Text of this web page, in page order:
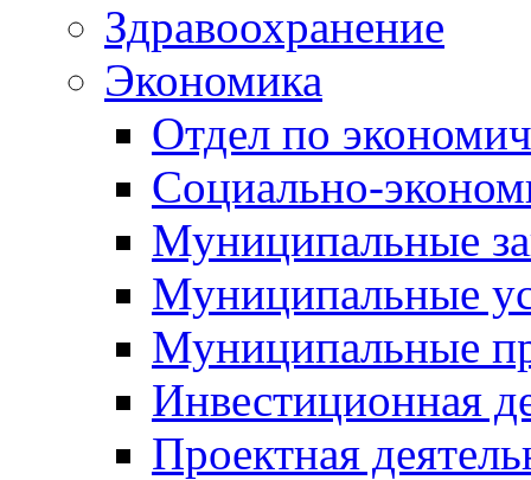
Здравоохранение
Экономика
Отдел по
Социально-
Муниципальные
Муниципальные
Муниципальные
Инвестиционная
Проектная